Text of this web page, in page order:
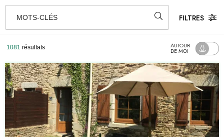
MOTS-CLÉS FILTRES
1081 résultats AUTOUR
DE MOI